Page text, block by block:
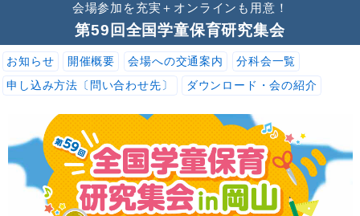
会場参加を充実＋オンラインも用意！
第59回全国学童保育研究集会
お知らせ 開催概要 会場への交通案内
分科会一覧
申し込み方法〔問い合わせ先〕
ダウンロード・会の紹介